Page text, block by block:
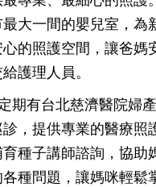
大一間的嬰兒室，為
的照護空間，讓爸媽
護理人員。
期有台北慈濟醫院婦
，提供專業的醫療照
種子講師諮詢，協助
種問題，讓媽咪輕鬆